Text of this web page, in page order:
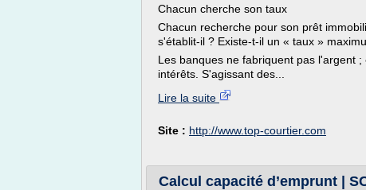
Chacun cherche son taux
Chacun recherche pour son prêt
s'établit-il ? Existe-t-il un « taux »
Les banques ne fabriquent pas l'argent
intérêts. S'agissant des...
Lire la suite
Site : http://www.top-courtier.com
Calcul capacité d’emprunt |